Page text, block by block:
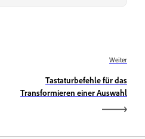
Weiter
Tastaturbefehle für das
Transformieren einer Auswahl